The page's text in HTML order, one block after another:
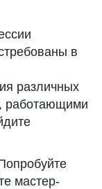
в
различных
работающими
мастер-